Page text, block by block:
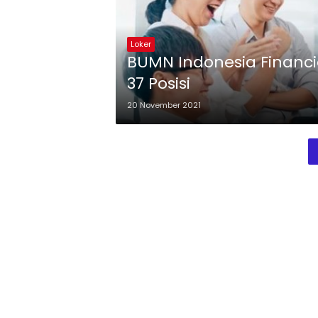
Loker
BUMN Indonesia
37 Posisi
20 November 2021